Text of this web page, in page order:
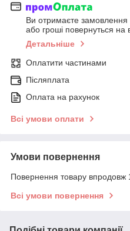
Ви отримаєте замовлення
або гроші повернуться на
Детальніше
Оплатити частинами
Післяплата
Оплата на рахунок
Всі умови оплати
Умови повернення
Повернення товару впродовж
Всі умови повернення